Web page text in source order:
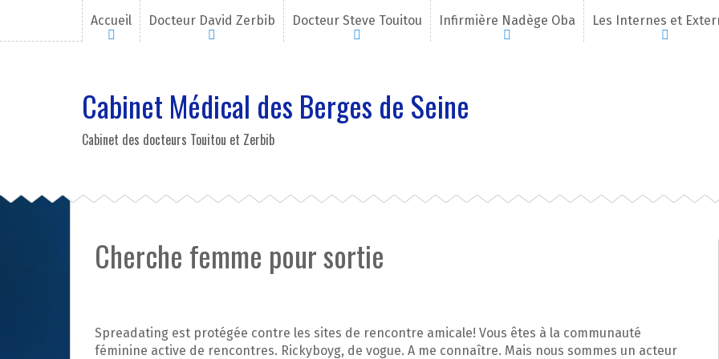
l
e
Accueil Docteur David Zerbib Docteur Steve Touitou Infirmière Nadège Oba Les Internes et
Cabinet Médical des Berges de Seine
Cabinet des docteurs Touitou et Zerbib
Cherche femme pour sortie
Spreadating est protégée contre les sites de rencontre amicale! Vous êtes à la communauté
féminine active de rencontres. Rickyboyg, de vogue. A me connaître. Mais nous sommes un acteur